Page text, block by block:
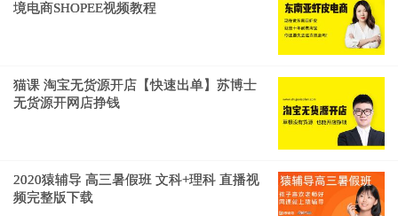
境电商SHOPEE视频教程
猫课 淘宝无货源开店【快速出单】苏博士
无货源开网店挣钱
2020猿辅导 高三暑假班 文科+理科 直播视
频完整版下载